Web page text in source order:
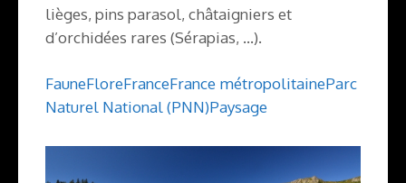
lièges, pins parasol, châtaigniers et
d’orchidées rares (Sérapias, …).
FauneFloreFranceFrance métropolitaineParc
Naturel National (PNN)Paysage